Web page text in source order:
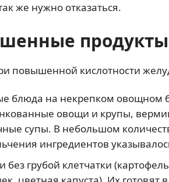
же нужно отказаться.
продукты
повышенной кислотности
блюда на некрепком овощном
овощи и крупы,
супы. В небольшом
ингредиентов
без грубой клетчатки